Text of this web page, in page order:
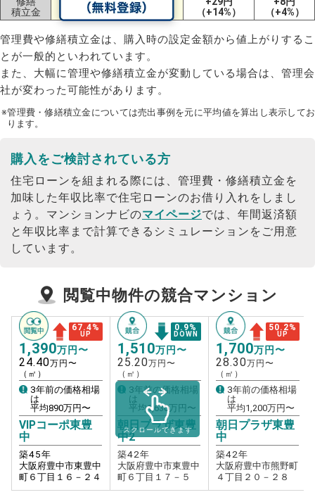
積立金
ー ー
（+14%）
（+4%）
管理費や修繕積立金は、購入時の設定金額から値上がりするこ
とが一般的といわれています。
また、大幅に管理や修繕積立金が変動している場合は、管理会
社が変わった可能性があります。
※管理費・修繕積立金については売出事例を元に平均値を算出し表示してお
ります。
購入をご検討されている方
住宅ローンを組まれる際には、管理費・修繕積立金を
加味した年収比率で住宅ローンのお借り入れをしまし
ょう。 マンションナビのマイページでは、年間返済額
と年収比率まで計算できるシミュレーションをご用意
しています。
閲覧中物件の競合マンション
67.4%
UP
1,390万円〜
24.40万円〜
（㎡）
3年前の価格相場
は
平均890万円〜
VIPコーポ東豊
中
築45年
大阪府豊中市東豊中
町６丁目１６－２４
0.9%
DOWN
1,510万円〜
25.20万円〜
（㎡）
3年前の価格相場
は
平均1,630万円〜
朝日プラザ東豊
中2
築42年
大阪府豊中市東豊中
町６丁目１７－５
50.2%
UP
1,700万円〜
28.30万円〜
（㎡）
3年前の価格相場
は
平均1,200万円〜
朝日プラザ東豊
中
築42年
大阪府豊中市熊野町
４丁目２０－２８
スクロールできます